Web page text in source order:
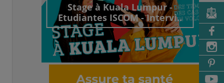
Stage à Kuala Lumpur -
Etudiantes ISCOM - Intervi..